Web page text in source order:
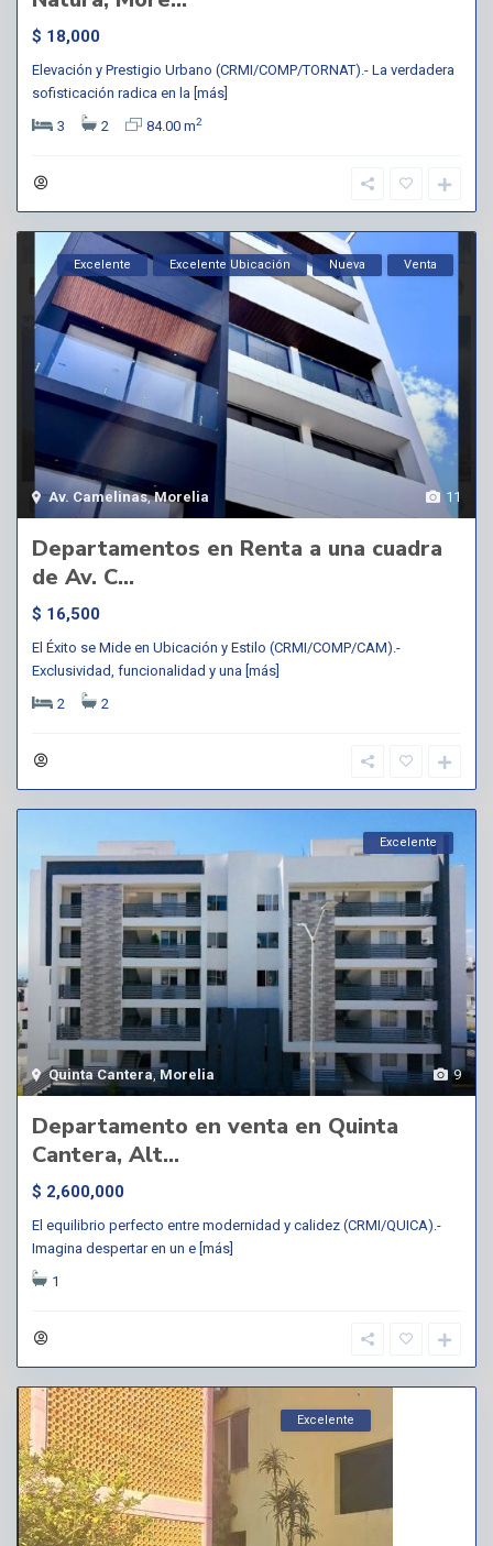
$ 18,000
Elevación y Prestigio Urbano (CRMI/COMP/TORNAT).- La verdadera
sofisticación radica en la [más]
3
2 84.00 m2
11
Av. Camelinas,Morelia
Excelente Excelente Ubicación Nueva Venta
Departamentos en Renta a una cuadra
de Av. C...
$ 16,500
El Éxito se Mide en Ubicación y Estilo (CRMI/COMP/CAM).-
Exclusividad, funcionalidad y una [más]
2
2
9
Quinta Cantera,Morelia
Excelente
Departamento en venta en Quinta
Cantera, Alt...
$ 2,600,000
El equilibrio perfecto entre modernidad y calidez (CRMI/QUICA).-
Imagina despertar en un e [más]
1
Excelente